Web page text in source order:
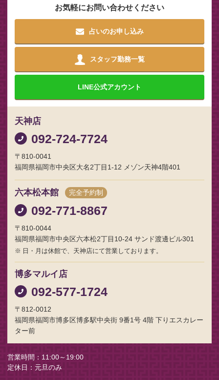
お気軽にお問い合わせください
占いのお申し込み
スタッフ勤務一覧
LINE公式アカウント
天神店
092-724-7724
〒810-0041
福岡県福岡市中央区大名2丁目1-12 メゾン天神4階401
六本松本館 完全予約制
092-771-8867
〒810-0044
福岡県福岡市中央区六本松2丁目10-24 サンド渡邊ビル301
日・月は休館で、天神店にて営業しております。
博多マルイ店
092-577-1724
〒812-0012
福岡県福岡市博多区博多駅中央街 9番1号 4階 下りエスカレー
ター前
営業時間
11:00～19:00
定休日
元旦のみ